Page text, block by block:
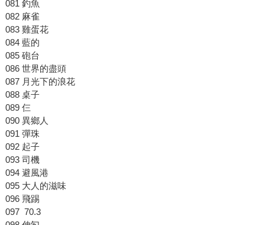
081 釣魚
082 麻雀
083 雞蛋花
084 藍的
085 砲台
086 世界的盡頭
087 月光下的浪花
088 桌子
089 仨
090 異鄉人
091 彈珠
092 起子
093 司機
094 避風港
095 大人的滋味
096 飛踢
097 70.3